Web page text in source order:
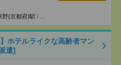
野(京都府)駅 / …
ホテルライクな高齢者マン
遣]